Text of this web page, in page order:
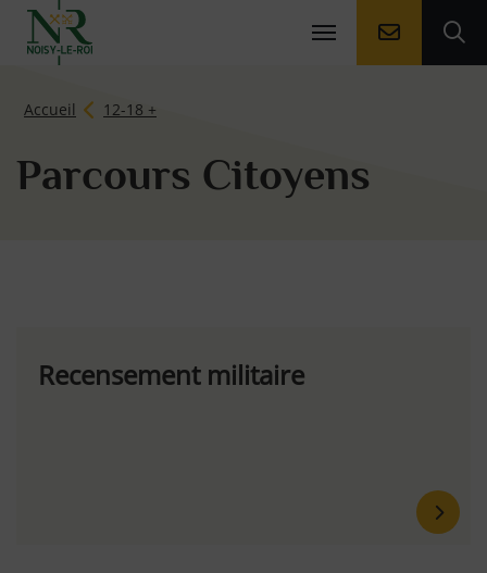
Aller à la
Accueil
Page d'accueil du site
12-18 +
Parcours Citoyens
Recensement militaire